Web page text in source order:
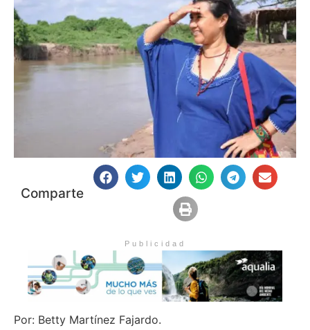
Comparte
Publicidad
Por: Betty Martínez Fajardo.